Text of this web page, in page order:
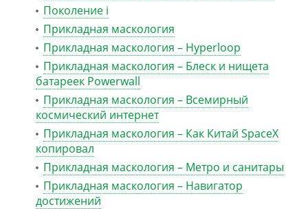
Поколение i
Прикладная маскология
Прикладная маскология – Hyperloop
Прикладная маскология – Блеск и нищета
батареек Powerwall
Прикладная маскология – Всемирный
космический интернет
Прикладная маскология – Как Китай SpaceX
копировал
Прикладная маскология – Метро и санитары
Прикладная маскология – Навигатор
достижений